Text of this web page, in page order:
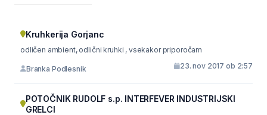
Kruhkerija Gorjanc
odličen ambient, odlični kruhki , vsekakor priporočam
Branka Podlesnik 23. nov 2017 ob 2:57
POTOČNIK RUDOLF s.p. INTERFEVER INDUSTRIJSKI
GRELCI